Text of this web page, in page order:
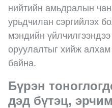
нийтийн амьдралын
урьдчилан сэргийлэх
мэндийн
оруулалтыг хийж
байна.
Бүрэн
дэд бүтэц,